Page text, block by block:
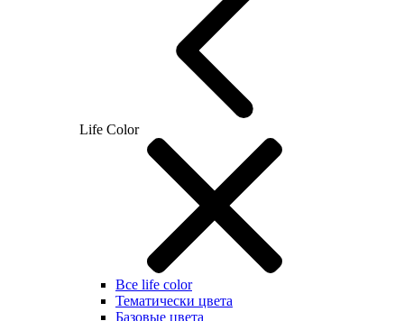
Life Color
Все life color
Тематически цвета
Базовые цвета